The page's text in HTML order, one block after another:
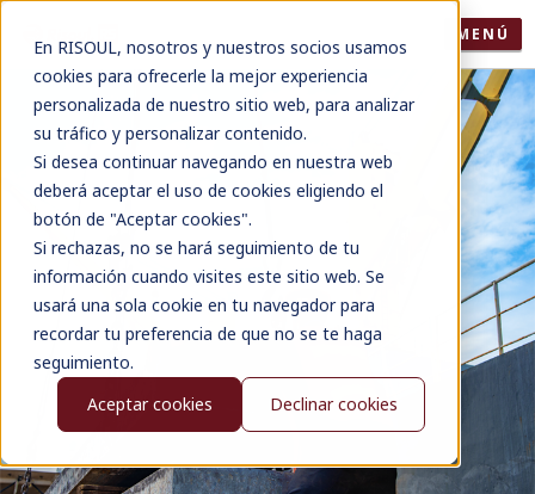
En RISOUL, nosotros y nuestros socios usamos
cookies para ofrecerle la mejor experiencia
personalizada de nuestro sitio web, para analizar
su tráfico y personalizar contenido.
Si desea continuar navegando en nuestra web
deberá aceptar el uso de cookies eligiendo el
botón de "Aceptar cookies".
Si rechazas, no se hará seguimiento de tu
información cuando visites este sitio web. Se
usará una sola cookie en tu navegador para
recordar tu preferencia de que no se te haga
seguimiento.
Aceptar cookies
Declinar cookies
MENÚ